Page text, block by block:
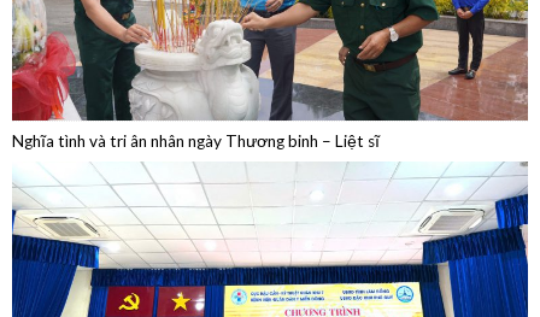
Nghĩa tình và tri ân nhân ngày Thương binh – Liệt sĩ